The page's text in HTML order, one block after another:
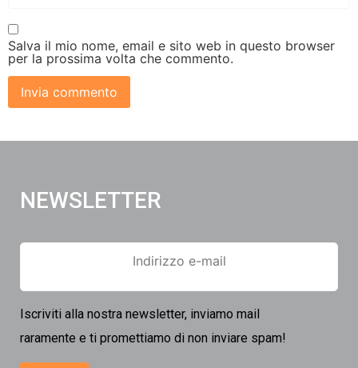
Salva il mio nome, email e sito web in questo browser
per la prossima volta che commento.
NEWSLETTER
Iscriviti alla nostra newsletter, inviamo mail
raramente e ti promettiamo di non inviare spam!